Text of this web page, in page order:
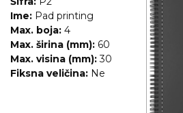
Ime: Pad printing
Max. boja: 4
Max. širina (mm): 60
Max. visina (mm): 30
Fiksna veličina: Ne